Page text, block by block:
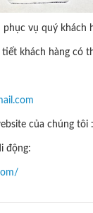
vụ quý khách
khách hàng có
của chúng tôi :
động: